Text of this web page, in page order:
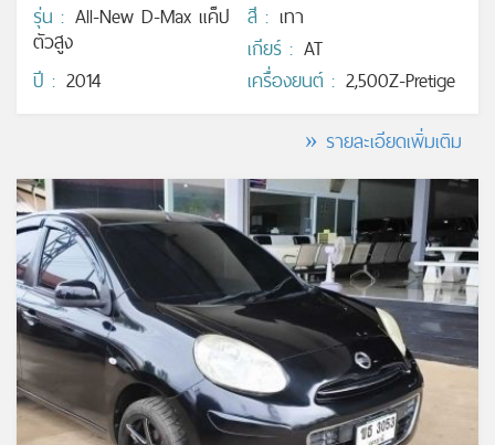
รุ่น : All-New D-Max แค็ป
ตัวสูง
สี : เทา
เกียร์ : AT
ปี : 2014 เครื่องยนต์ : 2,500Z-Pretige
» รายละเอียดเพิ่มเติม